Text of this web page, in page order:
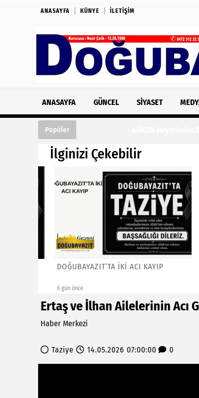
ANASAYFA KÜNYE İLETIŞIM
ANASAYFA GÜNCEL SIYASET
Popüler
İlginizi Çekebilir
DOĞUBAYAZIT’TA İKİ ACI KAYIP
6 gün önce
Ertaş ve İlhan Ailelerinin Acı
Haber Merkezi
Taziye 14.05.2026 07:00:00 0